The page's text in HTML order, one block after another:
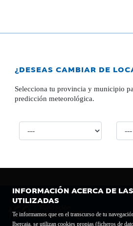
INFORMACIÓN ACERCA DE
UTILIZADAS
Te informamos que en el transcurso de tu
Ibercaja, se utilizan cookies propias (ficheros de
¿DESEAS CAMBIAR DE
Selecciona tu provincia y municipio
predicción meteorológica.